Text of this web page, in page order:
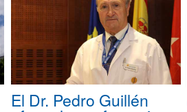
El Dr. Pedro Guillén